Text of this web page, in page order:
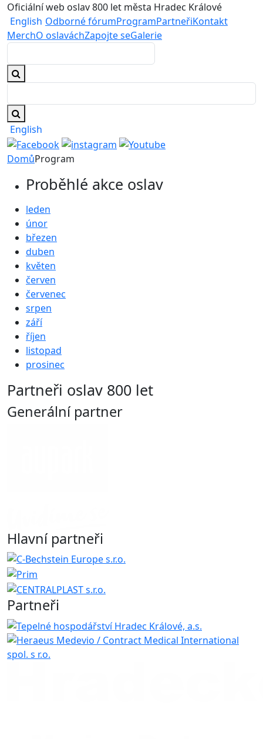
Oficiální web oslav 800 let města Hradec Králové
English Odborné fórumProgramPartneřiKontakt
MerchO oslaváchZapojte seGalerie
English
DomůProgram
Proběhlé akce oslav
leden
únor
březen
duben
květen
červen
červenec
srpen
září
říjen
listopad
prosinec
Partneři oslav 800 let
Generální partner
Hlavní partneři
Partneři